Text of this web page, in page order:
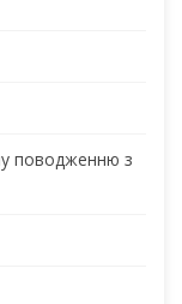
поводженню з